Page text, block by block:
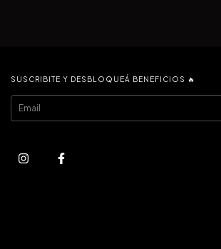
SUSCRIBITE Y DESBLOQUEÁ BENEFICIOS 🔥